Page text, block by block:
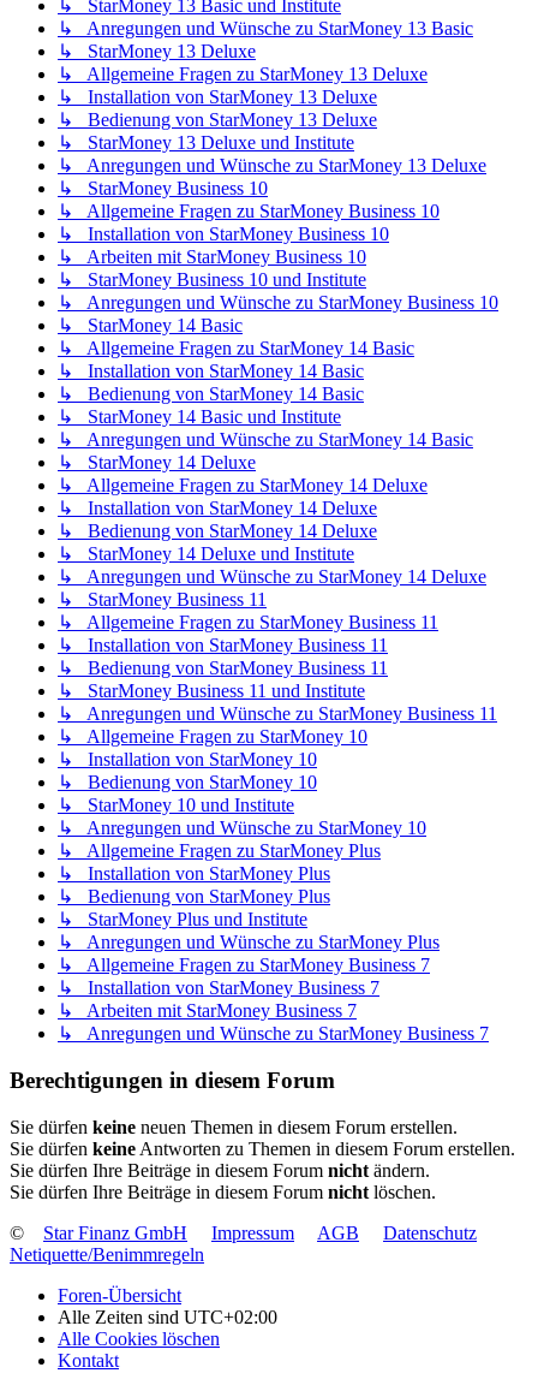
↳ StarMoney 13 Basic und Institute
↳ Anregungen und Wünsche zu StarMoney 13 Basic
↳ StarMoney 13 Deluxe
↳ Allgemeine Fragen zu StarMoney 13 Deluxe
↳ Installation von StarMoney 13 Deluxe
↳ Bedienung von StarMoney 13 Deluxe
↳ StarMoney 13 Deluxe und Institute
↳ Anregungen und Wünsche zu StarMoney 13 Deluxe
↳ StarMoney Business 10
↳ Allgemeine Fragen zu StarMoney Business 10
↳ Installation von StarMoney Business 10
↳ Arbeiten mit StarMoney Business 10
↳ StarMoney Business 10 und Institute
↳ Anregungen und Wünsche zu StarMoney Business 10
↳ StarMoney 14 Basic
↳ Allgemeine Fragen zu StarMoney 14 Basic
↳ Installation von StarMoney 14 Basic
↳ Bedienung von StarMoney 14 Basic
↳ StarMoney 14 Basic und Institute
↳ Anregungen und Wünsche zu StarMoney 14 Basic
↳ StarMoney 14 Deluxe
↳ Allgemeine Fragen zu StarMoney 14 Deluxe
↳ Installation von StarMoney 14 Deluxe
↳ Bedienung von StarMoney 14 Deluxe
↳ StarMoney 14 Deluxe und Institute
↳ Anregungen und Wünsche zu StarMoney 14 Deluxe
↳ StarMoney Business 11
↳ Allgemeine Fragen zu StarMoney Business 11
↳ Installation von StarMoney Business 11
↳ Bedienung von StarMoney Business 11
↳ StarMoney Business 11 und Institute
↳ Anregungen und Wünsche zu StarMoney Business 11
↳ Allgemeine Fragen zu StarMoney 10
↳ Installation von StarMoney 10
↳ Bedienung von StarMoney 10
↳ StarMoney 10 und Institute
↳ Anregungen und Wünsche zu StarMoney 10
↳ Allgemeine Fragen zu StarMoney Plus
↳ Installation von StarMoney Plus
↳ Bedienung von StarMoney Plus
↳ StarMoney Plus und Institute
↳ Anregungen und Wünsche zu StarMoney Plus
↳ Allgemeine Fragen zu StarMoney Business 7
↳ Installation von StarMoney Business 7
↳ Arbeiten mit StarMoney Business 7
↳ Anregungen und Wünsche zu StarMoney Business 7
Berechtigungen in diesem Forum
Sie dürfen keine neuen Themen in diesem Forum erstellen.
Sie dürfen keine Antworten zu Themen in diesem Forum erstellen.
Sie dürfen Ihre Beiträge in diesem Forum nicht ändern.
Sie dürfen Ihre Beiträge in diesem Forum nicht löschen.
©
Star Finanz GmbH Impressum AGB
Datenschutz
Netiquette/Benimmregeln
Foren-Übersicht
Alle Zeiten sind UTC+02:00
Alle Cookies löschen
Kontakt